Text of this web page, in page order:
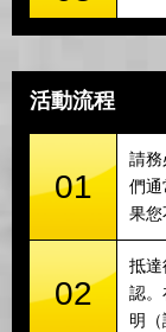
活動流程
01
請務
們通
果您
02
抵達
認。
明（